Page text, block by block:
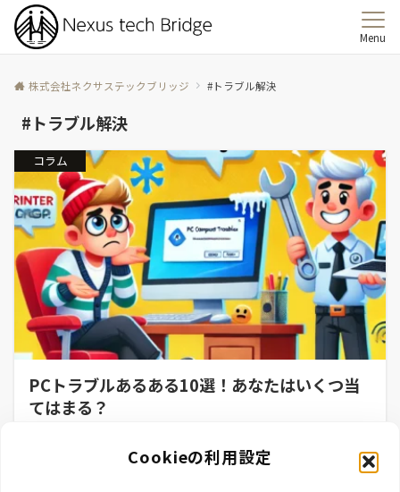
Cookieの利用設定
Menu
株式会社ネクサステックブリッジ #トラブル解決
#トラブル解決
コラム
PCトラブルあるある10選！あなたはいくつ当
てはまる？
に、急に遅くなった…」 ➡ 原因： パソコ...